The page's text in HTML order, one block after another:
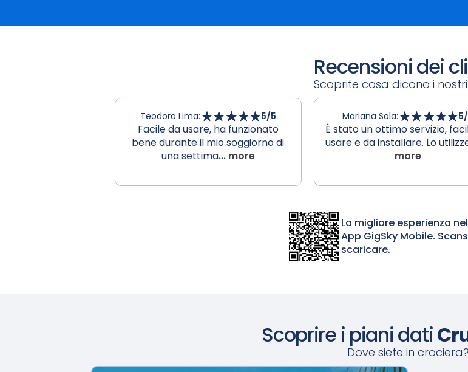
Recensioni dei
Scoprite cosa dicono i
Teodoro Lima: 5/5
Facile da usare, ha funzionato
bene durante il mio soggiorno di
una settima... more
Mariana Sola: 5
È stato un ottimo servizio,
usare e da installare. Lo
more
La migliore esperienza
App GigSky Mobile.
scaricare.
Scoprire i piani dati
Dove siete in crociera?